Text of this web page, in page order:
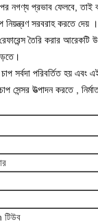
নগণ্য প্রভাব ফেলবে, তাই
নিয়ন্ত্রণ সরবরাহ করতে দেয় ।
তৈরি করার আরেকটি
সর্বদা পরিবর্তিত হয় এবং
সেন্সর উত্পাদন করতে ,